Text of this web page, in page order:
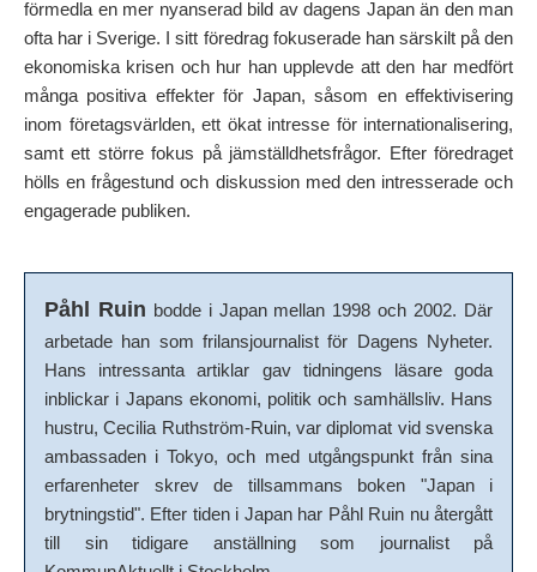
förmedla en mer nyanserad bild av dagens Japan än den man
ofta har i Sverige. I sitt föredrag fokuserade han särskilt på den
ekonomiska krisen och hur han upplevde att den har medfört
många positiva effekter för Japan, såsom en effektivisering
inom företagsvärlden, ett ökat intresse för internationalisering,
samt ett större fokus på jämställdhetsfrågor. Efter föredraget
hölls en frågestund och diskussion med den intresserade och
engagerade publiken.
Påhl Ruin bodde i Japan mellan 1998 och 2002. Där
arbetade han som frilansjournalist för Dagens Nyheter.
Hans intressanta artiklar gav tidningens läsare goda
inblickar i Japans ekonomi, politik och samhällsliv. Hans
hustru, Cecilia Ruthström-Ruin, var diplomat vid svenska
ambassaden i Tokyo, och med utgångspunkt från sina
erfarenheter skrev de tillsammans boken "Japan i
brytningstid". Efter tiden i Japan har Påhl Ruin nu återgått
till sin tidigare anställning som journalist på